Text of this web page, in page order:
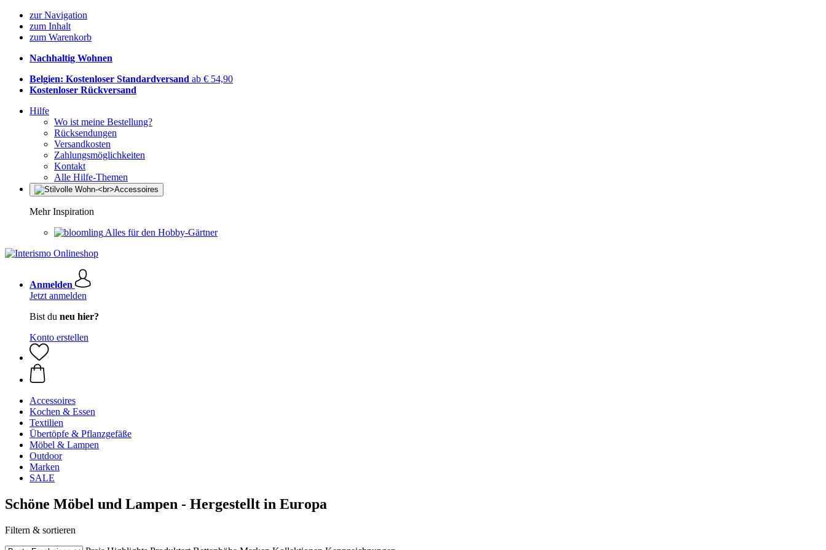
zur Navigation
zum Inhalt
zum Warenkorb
Nachhaltig Wohnen
Belgien: Kostenloser Standardversand ab € 54,90
Kostenloser Rückversand
Hilfe
Wo ist meine Bestellung?
Rücksendungen
Versandkosten
Zahlungsmöglichkeiten
Kontakt
Alle Hilfe-Themen
Mehr Inspiration
Alles für den Hobby-Gärtner
Anmelden
Jetzt anmelden
Bist du neu hier?
Konto erstellen
Accessoires
Kochen & Essen
Textilien
Übertöpfe & Pflanzgefäße
Möbel & Lampen
Outdoor
Marken
SALE
Schöne Möbel und Lampen - Hergestellt in Europa
Filtern & sortieren